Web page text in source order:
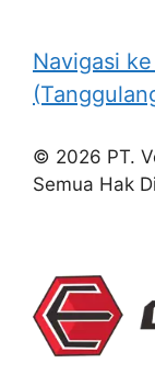
Navigasi
© 2026 PT.
Semua Hak